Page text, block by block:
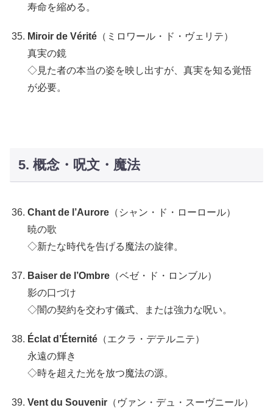
寿命を縮める。
Miroir de Vérité （ミロワール・ド・ヴェリテ）
真実の鏡
◇見た者の本当の姿を映し出すが、真実を知る覚悟
が必要。
5. 概念・呪文・魔法
Chant de l’Aurore （シャン・ド・ローロール）
暁の歌
◇新たな時代を告げる魔法の旋律。
Baiser de l’Ombre （ベゼ・ド・ロンブル）
影の口づけ
◇闇の契約を交わす儀式、または強力な呪い。
Éclat d’Éternité （エクラ・デテルニテ）
永遠の輝き
◇時を超えた光を放つ魔法の源。
Vent du Souvenir （ヴァン・デュ・スーヴニール）